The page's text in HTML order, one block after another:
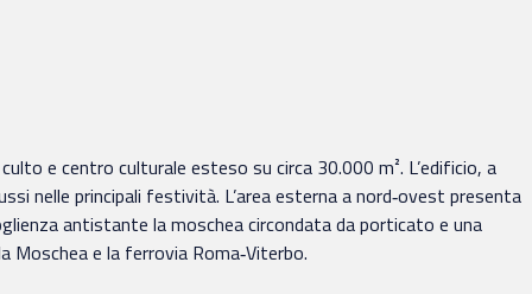
e centro culturale esteso su circa 30.000 m². L’edificio, a
nelle principali festività. L’area esterna a nord‑ovest presenta
antistante la moschea circondata da porticato e una
e la ferrovia Roma‑Viterbo.